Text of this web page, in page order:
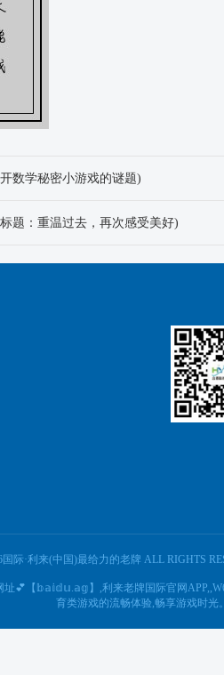
数学秘密小游戏的谜题)
题：重温过去，再次感受美好)
国际·利来(中国)最给力的老牌 ALL RIGHTS
址💕【𝕓𝕒𝕚𝕕𝕦.𝕒𝕘】,利来老牌国际官网
育类游戏的流畅体验,畅享游戏时光。